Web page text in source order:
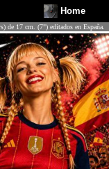
Home
de 17 cm. (7") editados en España.